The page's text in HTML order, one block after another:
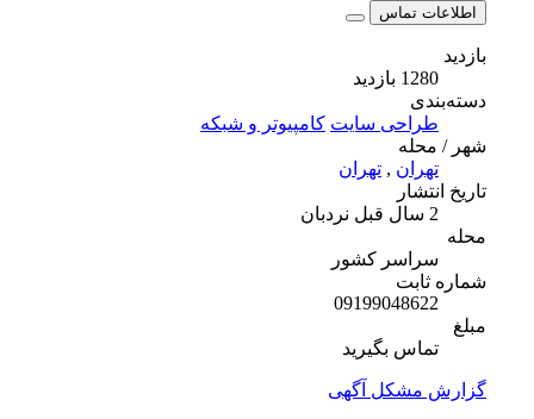
اطلاعات تماس
دسته‌بندی
طراحی سایت کامپیوتر و شبکه
شهر / محله
تهران,تهران
تاریخ انتشار
نردبان
سراسر کشور
شماره ثابت
09199048622
تماس بگیرید
گزارش مشکل آگهی